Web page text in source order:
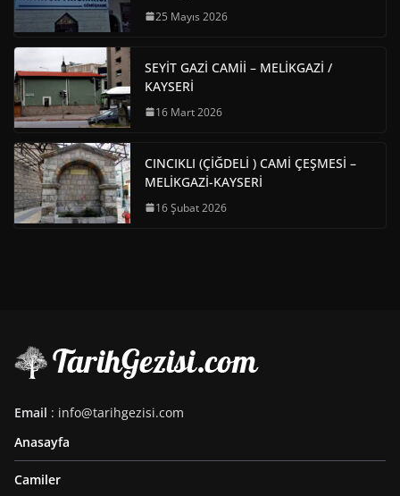
25 Mayıs 2026
SEYİT GAZİ CAMİİ – MELİKGAZİ /
KAYSERİ
16 Mart 2026
CINCIKLI (ÇİĞDELİ ) CAMİ ÇEŞMESİ –
MELİKGAZİ-KAYSERİ
16 Şubat 2026
Email : info@tarihgezisi.com
Anasayfa
Camiler